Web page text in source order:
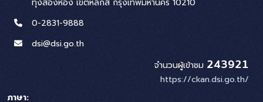
ทุ่งสองห้อง เขตหลักสี่ กรุงเทพมหานคร 10210
0-2831-9888
dsi@dsi.go.th
จำนวนผู้เข้าชม 243921
https://ckan.dsi.go.th/
ภาษา